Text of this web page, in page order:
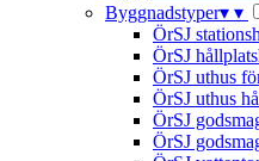
Byggnadstyper▾ ▾
ÖrSJ
ÖrSJ
ÖrSJ uthus
ÖrSJ uthus
ÖrSJ
ÖrSJ